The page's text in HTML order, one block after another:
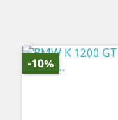
-10%